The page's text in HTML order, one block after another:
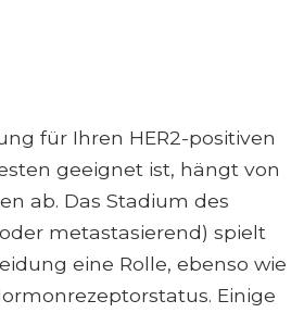
für Ihren HER2-positiven
geeignet ist, hängt von
ab. Das Stadium des
metastasierend) spielt
eine Rolle, ebenso wie
Einige